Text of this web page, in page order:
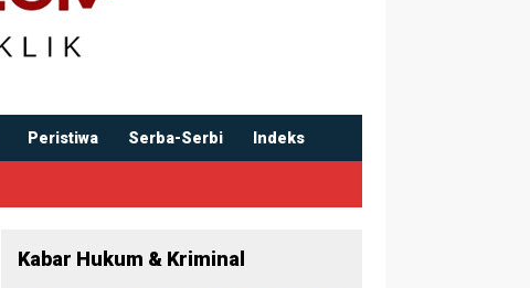
Peristiwa Serba-Serbi Indeks
Kabar Hukum & Kriminal